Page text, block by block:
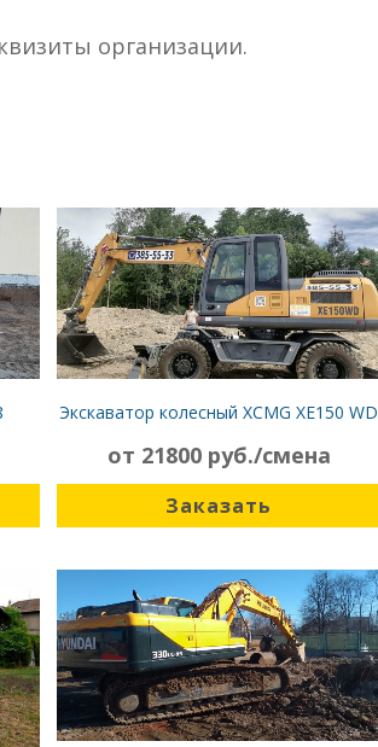
организации.
Экскаватор колесный XCMG XE150 WD
от 21800 руб./смена
Заказать